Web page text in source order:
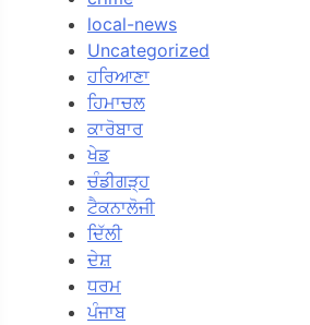
local-news
Uncategorized
ਹਰਿਆਣਾ
ਹਿਮਾਚਲ
ਕਾਰੋਬਾਰ
ਖੇਡ
ਚੰਡੀਗੜ੍ਹ
ਟੈਕਨਾਲੋਜੀ
ਦਿੱਲੀ
ਦੇਸ਼
ਧਰਮ
ਪੰਜਾਬ